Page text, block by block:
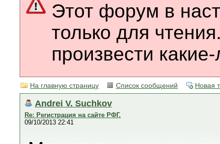
Этот форум в
только для
произвести
На главную страницу Список сообщений Новая
Andrei V. Suchkov
Re: Регистрация на сайте РФГ.
09/10/2013 22:41